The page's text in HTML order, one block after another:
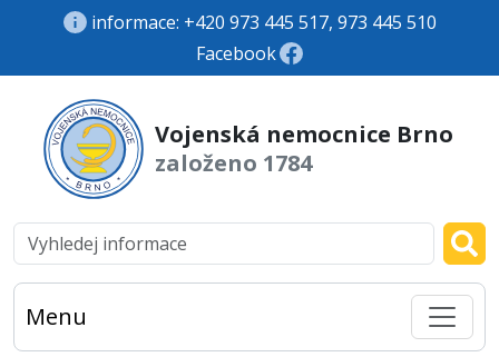
informace: +420 973 445 517, 973 445 510
Facebook
Vojenská nemocnice Brno
založeno 1784
Menu